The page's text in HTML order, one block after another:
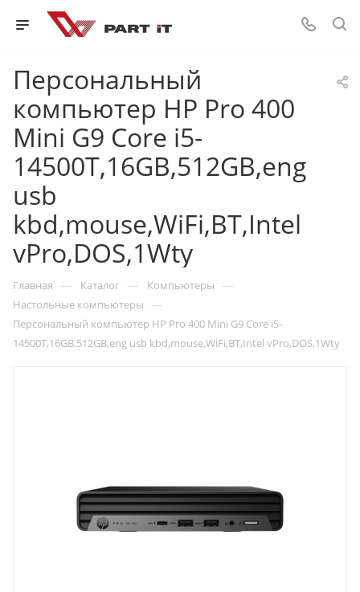
Персональный
компьютер HP Pro 400
Mini G9 Core i5-
14500T,16GB,512GB,eng
usb
kbd,mouse,WiFi,BT,Intel
vPro,DOS,1Wty
Главная — Каталог — Компьютеры —
Настольные компьютеры —
Персональный компьютер HP Pro 400 Mini G9 Core i5-
14500T,16GB,512GB,eng usb kbd,mouse,WiFi,BT,Intel vPro,DOS,1Wty